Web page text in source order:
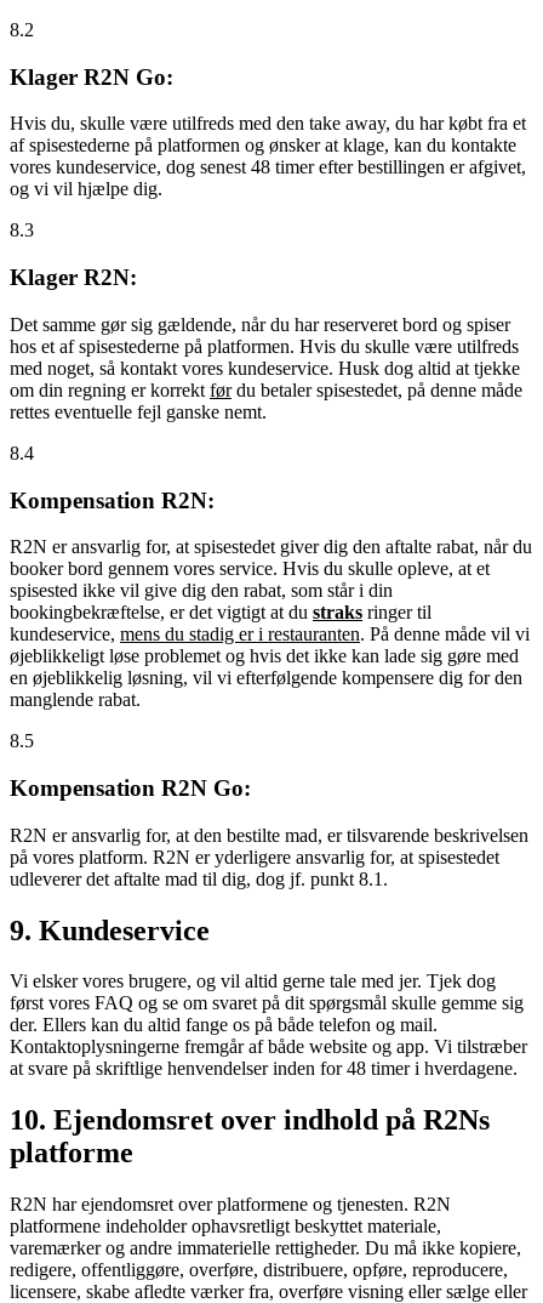
8.2
Klager R2N Go:
Hvis du, skulle være utilfreds med den take away, du har købt fra et
af spisestederne på platformen og ønsker at klage, kan du kontakte
vores kundeservice, dog senest 48 timer efter bestillingen er afgivet,
og vi vil hjælpe dig.
8.3
Klager R2N:
Det samme gør sig gældende, når du har reserveret bord og spiser
hos et af spisestederne på platformen. Hvis du skulle være utilfreds
med noget, så kontakt vores kundeservice. Husk dog altid at tjekke
om din regning er korrekt førdu betaler spisestedet, på denne måde
rettes eventuelle fejl ganske nemt.
8.4
Kompensation R2N:
R2N er ansvarlig for, at spisestedet giver dig den aftalte rabat, når du
booker bord gennem vores service. Hvis du skulle opleve, at et
spisested ikke vil give dig den rabat, som står i din
bookingbekræftelse, er det vigtigt at du straks ringer til
kundeservice, mens du stadig er i restauranten. På denne måde vil vi
øjeblikkeligt løse problemet og hvis det ikke kan lade sig gøre med
en øjeblikkelig løsning, vil vi efterfølgende kompensere dig for den
manglende rabat.
8.5
Kompensation R2N Go:
R2N er ansvarlig for, at den bestilte mad, er tilsvarende beskrivelsen
på vores platform. R2N er yderligere ansvarlig for, at spisestedet
udleverer det aftalte mad til dig, dog jf. punkt 8.1.
9. Kundeservice
Vi elsker vores brugere, og vil altid gerne tale med jer. Tjek dog
først vores FAQ og se om svaret på dit spørgsmål skulle gemme sig
der. Ellers kan du altid fange os på både telefon og mail.
Kontaktoplysningerne fremgår af både website og app. Vi tilstræber
at svare på skriftlige henvendelser inden for 48 timer i hverdagene.
10. Ejendomsret over indhold på R2Ns
platforme
R2N har ejendomsret over platformene og tjenesten. R2N
platformene indeholder ophavsretligt beskyttet materiale,
varemærker og andre immaterielle rettigheder. Du må ikke kopiere,
redigere, offentliggøre, overføre, distribuere, opføre, reproducere,
licensere, skabe afledte værker fra, overføre visning eller sælge eller